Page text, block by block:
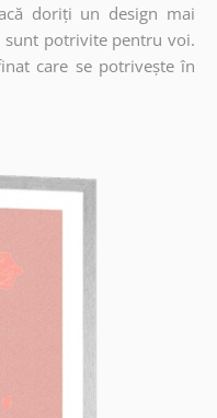
doriți un design mai
sunt potrivite pentru voi.
care se potrivește în